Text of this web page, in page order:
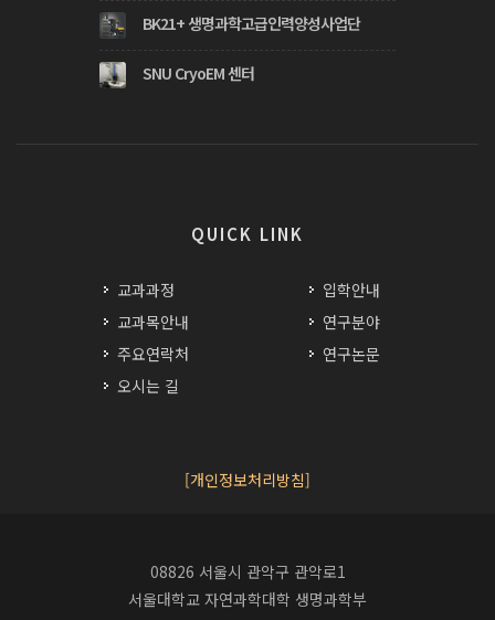
BK21+ 생명과학고급인력양성사업단
SNU CryoEM 센터
QUICK LINK
교과과정
교과목안내
주요연락처
오시는 길
입학안내
연구분야
연구논문
[개인정보처리방침]
08826 서울시 관악구 관악로1
서울대학교 자연과학대학 생명과학부